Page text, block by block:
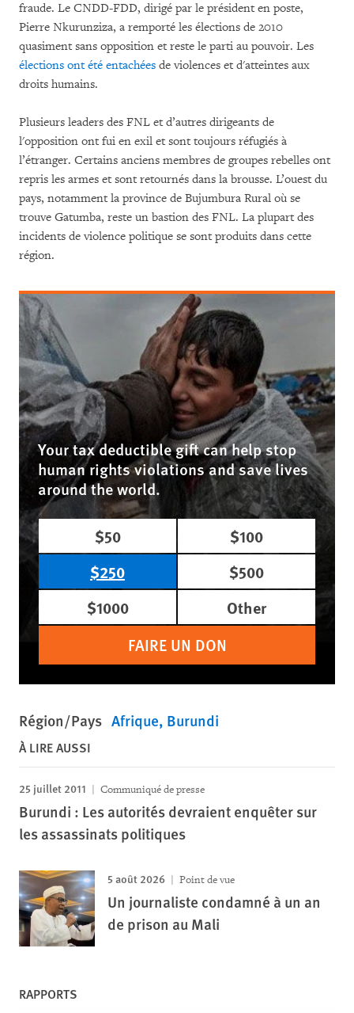
fraude. Le CNDD-FDD, dirigé par le président en poste,
Pierre Nkurunziza, a remporté les élections de 2010
quasiment sans opposition et reste le parti au pouvoir. Les
élections ont été entachées de violences et d'atteintes aux
droits humains.
Plusieurs leaders des FNL et d’autres dirigeants de
l'opposition ont fui en exil et sont toujours réfugiés à
l’étranger. Certains anciens membres de groupes rebelles ont
repris les armes et sont retournés dans la brousse. L’ouest du
pays, notamment la province de Bujumbura Rural où se
trouve Gatumba, reste un bastion des FNL. La plupart des
incidents de violence politique se sont produits dans cette
région.
Your tax deductible gift can help stop
human rights violations and save lives
around the world.
$50
$100
$250
$500
$1000
Other
FAIRE UN DON
Région/Pays Afrique Burundi
À LIRE AUSSI
25 juillet 2011 Communiqué de presse
Burundi : Les autorités devraient enquêter sur
les assassinats politiques
5 août 2026 Point de vue
Un journaliste condamné à un an
de prison au Mali
RAPPORTS